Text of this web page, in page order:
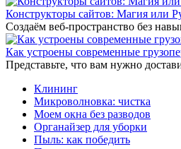
Конструкторы сайтов: Магия или
Создаём веб-пространство без
Как устроены современные
Представьте, что вам нужно
Клининг
Микроволновка: чистка
Моем окна без разводов
Органайзер для уборки
Пыль: как победить